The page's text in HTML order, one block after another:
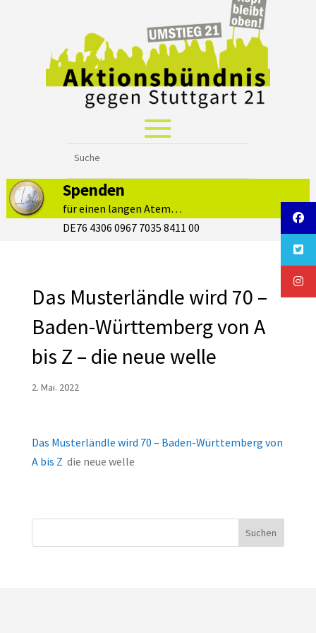
Spenden
für einen langen Atem…
DE76 4306 0967 7035 8411 00
Das Musterländle wird 70 –
Baden-Württemberg von A
bis Z – die neue welle
2. Mai. 2022
Das Musterländle wird 70 – Baden-Württemberg von
A bis Z die neue welle
Suchen